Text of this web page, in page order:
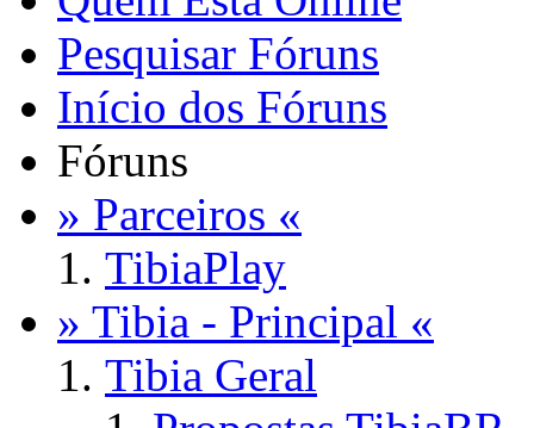
Pesquisar Fóruns
Início dos Fóruns
Fóruns
» Parceiros «
TibiaPlay
» Tibia - Principal «
Tibia Geral